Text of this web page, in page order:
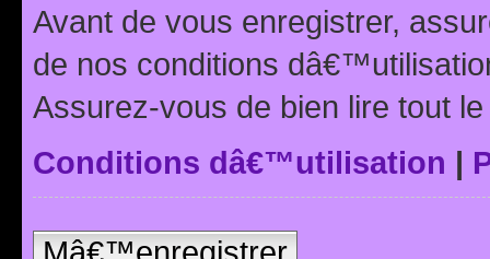
Avant de vous enregistrer,
de nos conditions
Assurez-vous de bien lire tout
Conditions dâ€™utilisation |
Mâ€™enregistrer